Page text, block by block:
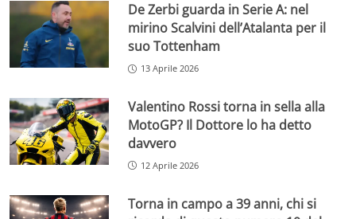
De Zerbi guarda in Serie A: nel
mirino Scalvini dell’Atalanta per il
suo Tottenham
13 Aprile 2026
Valentino Rossi torna in sella alla
MotoGP? Il Dottore lo ha detto
davvero
12 Aprile 2026
Torna in campo a 39 anni, chi si